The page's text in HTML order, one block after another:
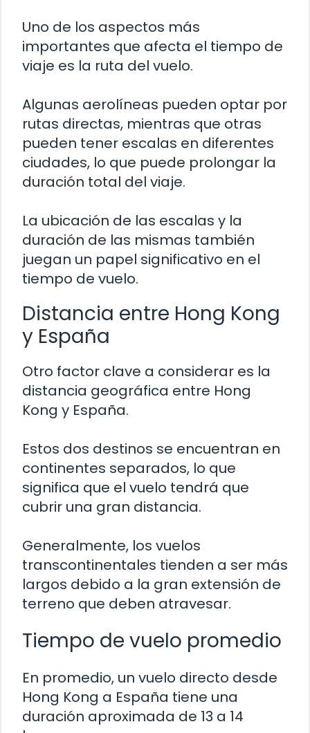
Uno de los aspectos más
importantes que afecta el tiempo de
viaje es la ruta del vuelo.
Algunas aerolíneas pueden optar por
rutas directas, mientras que otras
pueden tener escalas en diferentes
ciudades, lo que puede prolongar la
duración total del viaje.
La ubicación de las escalas y la
duración de las mismas también
juegan un papel significativo en el
tiempo de vuelo.
Distancia entre Hong Kong
y España
Otro factor clave a considerar es la
distancia geográfica entre Hong
Kong y España.
Estos dos destinos se encuentran en
continentes separados, lo que
significa que el vuelo tendrá que
cubrir una gran distancia.
Generalmente, los vuelos
transcontinentales tienden a ser más
largos debido a la gran extensión de
terreno que deben atravesar.
Tiempo de vuelo promedio
En promedio, un vuelo directo desde
Hong Kong a España tiene una
duración aproximada de 13 a 14